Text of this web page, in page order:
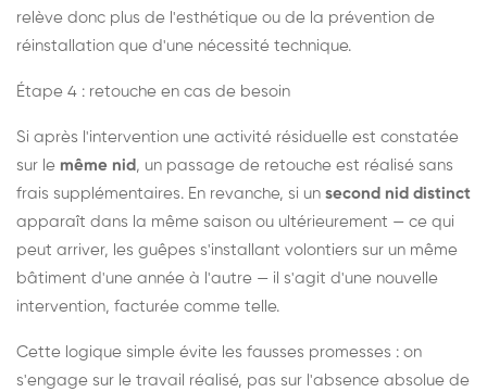
relève donc plus de l'esthétique ou de la prévention de
réinstallation que d'une nécessité technique.
Étape 4 : retouche en cas de besoin
Si après l'intervention une activité résiduelle est constatée
sur le même nid , un passage de retouche est réalisé sans
frais supplémentaires. En revanche, si un second nid distinct
apparaît dans la même saison ou ultérieurement — ce qui
peut arriver, les guêpes s'installant volontiers sur un même
bâtiment d'une année à l'autre — il s'agit d'une nouvelle
intervention, facturée comme telle.
Cette logique simple évite les fausses promesses : on
s'engage sur le travail réalisé, pas sur l'absence absolue de